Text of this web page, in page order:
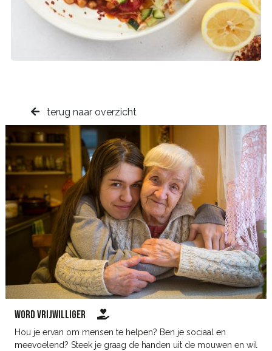
terug naar overzicht
word vrijwilliger
Hou je ervan om mensen te helpen? Ben je sociaal en
meevoelend? Steek je graag de handen uit de mouwen en wil